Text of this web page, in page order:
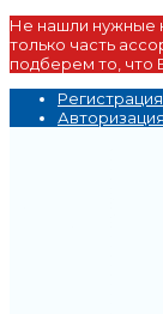
Не нашли нужные
только часть
подберем то, что
Регистрация
Авторизация